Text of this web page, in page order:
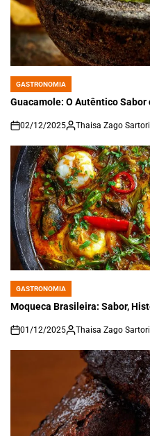
POSTED
IN
GASTRONOMIA
Guacamole: O Autêntico Sabor
on
02/12/2025 Thaisa Zago Sartori
POSTED
IN
GASTRONOMIA
Moqueca Brasileira: Sabor,
on
01/12/2025 Thaisa Zago Sartori